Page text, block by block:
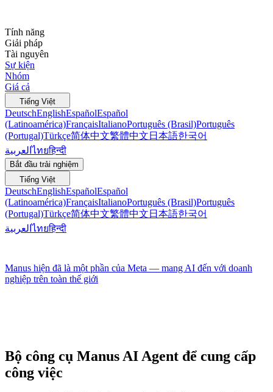
Tính năng
Giải pháp
Tài nguyên
Sự kiện
Nhóm
Giá cả
Tiếng Việt
DeutschEnglishEspañolEspañol
(Latinoamérica)FrançaisItalianoPortuguês (Brasil)Português
(Portugal)Türkçe简体中文繁體中文 日本語한국어
العربيةไทยहिन्दी
Bắt đầu trải nghiệm
Tiếng Việt
DeutschEnglishEspañolEspañol
(Latinoamérica)FrançaisItalianoPortuguês (Brasil)Português
(Portugal)Türkçe简体中文繁體中文 日本語한국어
العربيةไทยहिन्दी
Manus hiện đã là một phần của Meta — mang AI đến với doanh
nghiệp trên toàn thế giới
Bộ công cụ Manus AI Agent để cung cấp
công việc